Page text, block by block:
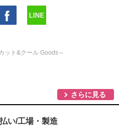
ット&クール Goods～
さらに見る
い/工場・製造